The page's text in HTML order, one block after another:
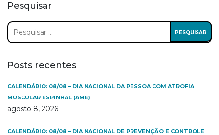
Pesquisar
Pesquisar
por:
Posts recentes
CALENDÁRIO: 08/08 – DIA NACIONAL DA PESSOA COM ATROFIA
MUSCULAR ESPINHAL (AME)
agosto 8, 2026
CALENDÁRIO: 08/08 – DIA NACIONAL DE PREVENÇÃO E CONTROLE